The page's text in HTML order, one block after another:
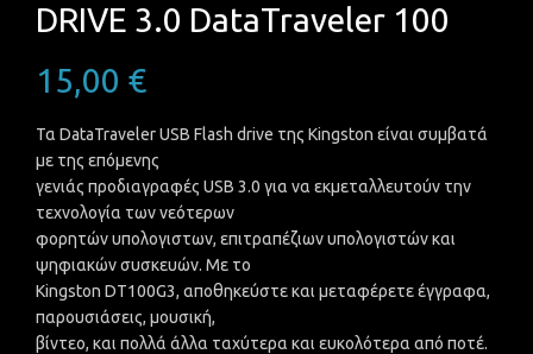
DRIVE 3.0 DataTraveler 100
15,00 €
Τα DataTraveler USB Flash drive της Kingston είναι συμβατά
με της επόμενης
γενιάς προδιαγραφές USB 3.0 για να εκμεταλλευτούν την
τεχνολογία των νεότερων
φορητών υπολογιστων, επιτραπέζιων υπολογιστών και
ψηφιακών συσκευών. Με το
Kingston DT100G3, αποθηκεύστε και μεταφέρετε έγγραφα,
παρουσιάσεις, μουσική,
βίντεο, και πολλά άλλα ταχύτερα και ευκολότερα από ποτέ.